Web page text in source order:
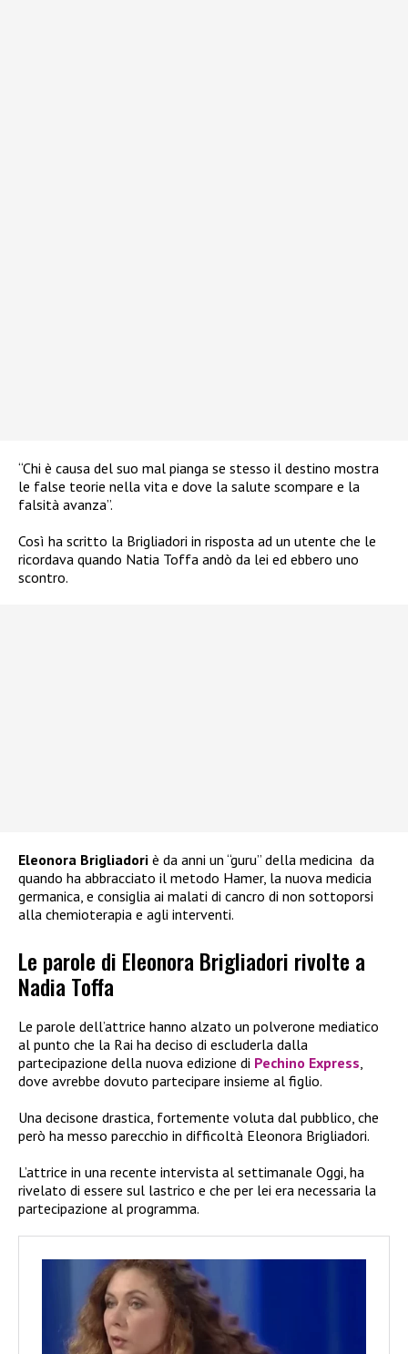
“Chi è causa del suo mal pianga se stesso il destino mostra
le false teorie nella vita e dove la salute scompare e la
falsità avanza”.
Così ha scritto la Brigliadori in risposta ad un utente che le
ricordava quando Natia Toffa andò da lei ed ebbero uno
scontro.
Eleonora Brigliadori è da anni un “guru” della medicina da
quando ha abbracciato il metodo Hamer, la nuova medicia
germanica, e consiglia ai malati di cancro di non sottoporsi
alla chemioterapia e agli interventi.
Le parole di Eleonora Brigliadori rivolte a
Nadia Toffa
Le parole dell’attrice hanno alzato un polverone mediatico
al punto che la Rai ha deciso di escluderla dalla
partecipazione della nuova edizione di Pechino Express
dove avrebbe dovuto partecipare insieme al figlio.
Una decisone drastica, fortemente voluta dal pubblico, che
però ha messo parecchio in difficoltà Eleonora Brigliadori.
L’attrice in una recente intervista al settimanale Oggi, ha
rivelato di essere sul lastrico e che per lei era necessaria la
partecipazione al programma.